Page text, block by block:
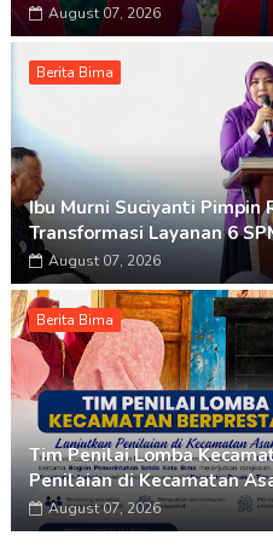
August 07, 2026
Berita Bima
Ibu Murni Suciyanti Pimpin
Transformasi Layanan 6
August 07, 2026
Berita Bima
Tim Penilai Lomba
Penilaian di Kecamatan
August 07, 2026